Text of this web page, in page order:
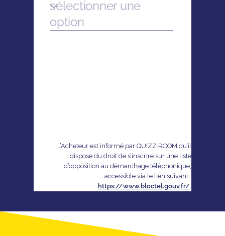
L’Acheteur est informé par QUIZZ ROOM qu’il
dispose du droit de s’inscrire sur une liste
d’opposition au démarchage téléphonique,
accessible via le lien suivant :
https://www.bloctel.gouv.fr/